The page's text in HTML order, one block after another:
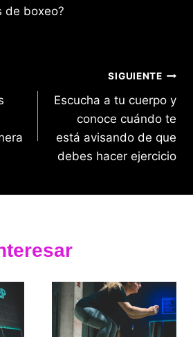
de boxeo?
SIGUIENTE
Escucha a tu cuerpo y
conoce cuándo te
está avisando de que
debes hacer ejercicio